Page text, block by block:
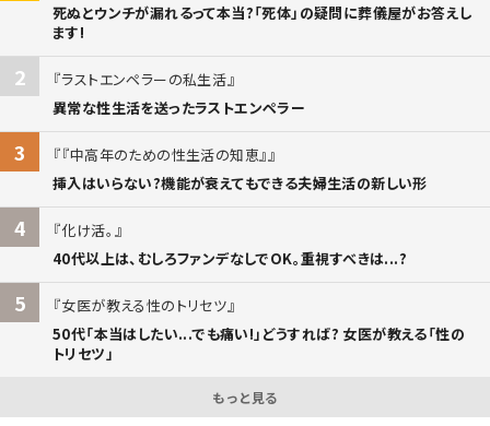
死ぬとウンチが漏れるって本当?「死体」の疑問に葬儀屋がお答えし
ます!
2
ラストエンペラーの私生活
異常な性生活を送ったラストエンペラー
3
『中高年のための性生活の知恵』
挿入はいらない?機能が衰えてもできる夫婦生活の新しい形
4
化け活。
40代以上は、むしろファンデなしでOK。重視すべきは...?
5
女医が教える性のトリセツ
50代「本当はしたい...でも痛い!」どうすれば? 女医が教える「性の
トリセツ」
もっと見る